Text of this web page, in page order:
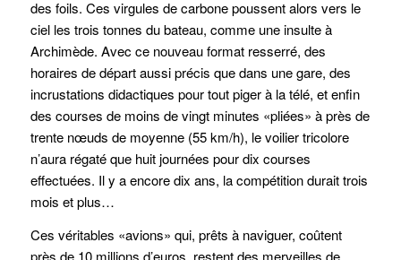
des foils. Ces virgules de carbone poussent alors vers le
ciel les trois tonnes du bateau, comme une insulte à
Archimède. Avec ce nouveau format resserré, des
horaires de départ aussi précis que dans une gare, des
incrustations didactiques pour tout piger à la télé, et enfin
des courses de moins de vingt minutes «pliées» à près de
trente nœuds de moyenne (55 km/h), le voilier tricolore
n’aura régaté que huit journées pour dix courses
effectuées. Il y a encore dix ans, la compétition durait trois
mois et plus…
Ces véritables «avions» qui, prêts à naviguer, coûtent
près de 10 millions d’euros, restent des merveilles de